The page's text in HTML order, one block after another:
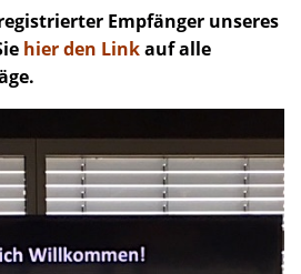
Empfänger unseres
hier den Linkauf alle